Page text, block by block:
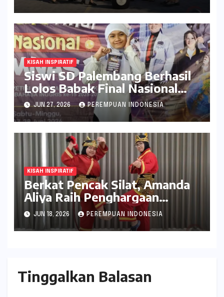
KISAH INSPIRATIF
Siswi SD Palembang Berhasil
Lolos Babak Final Nasional
OMNAS 15
JUN 27, 2026 PEREMPUAN INDONESIA
KISAH INSPIRATIF
Berkat Pencak Silat, Amanda
Aliya Raih Penghargaan
Bergengsi Smamda Champion
Award 2026
JUN 18, 2026 PEREMPUAN INDONESIA
Tinggalkan Balasan